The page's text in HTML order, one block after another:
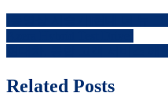
로
유
하
(새
서
열
북
공
유
려
클
릭
하
글
내
비
Related Posts